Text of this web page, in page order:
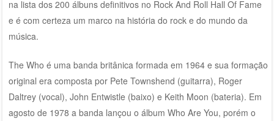
na lista dos 200 álbuns definitivos no Rock And Roll Hall Of Fame
e é com certeza um marco na história do rock e do mundo da
música.
The Who é uma banda britânica formada em 1964 e sua formação
original era composta por Pete Townshend (guitarra), Roger
Daltrey (vocal), John Entwistle (baixo) e Keith Moon (bateria). Em
agosto de 1978 a banda lançou o álbum Who Are You, porém o